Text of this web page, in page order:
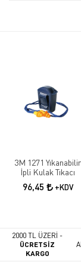
3M 1271 Yıkanabilir
İpli Kulak Tıkacı
96,45 +KDV
2000 TL ÜZERİ -
ÜCRETSİZ
KARGO